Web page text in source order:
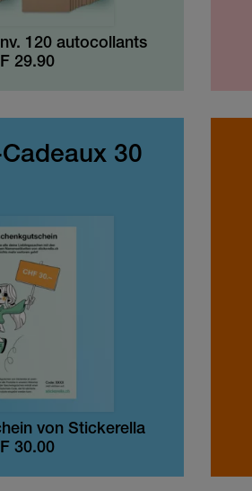
120 autocollants
29.90
30
von Stickerella
30.00